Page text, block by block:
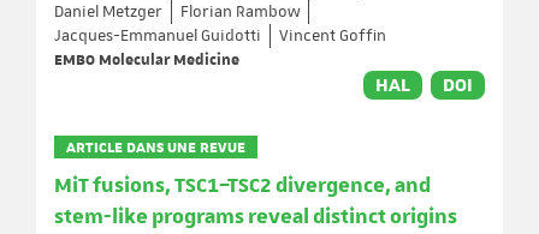
Daniel Metzger
Florian Rambow
Jacques-Emmanuel Guidotti
Vincent Goffin
EMBO Molecular Medicine
HAL DOI
ARTICLE DANS UNE REVUE
MiT fusions, TSC1–TSC2 divergence, and
stem-like programs reveal distinct origins